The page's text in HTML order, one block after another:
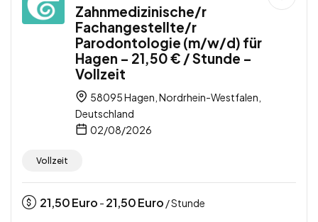
Zahnmedizinische/r
Fachangestellte/r
Parodontologie (m/w/d) für
Hagen – 21,50 € / Stunde –
Vollzeit
58095 Hagen, Nordrhein-Westfalen,
Deutschland
02/08/2026
Vollzeit
21,50Euro - 21,50Euro / Stunde